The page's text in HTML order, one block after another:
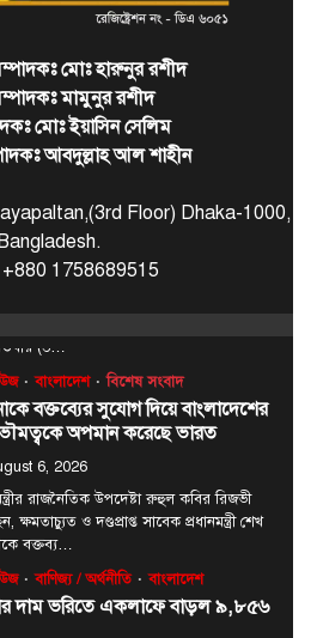
মোঃ হারুনুর রশীদ
সম্পাদকঃ মামুনুর রশীদ
মোঃ ইয়াসিন সেলিম
আবদুল্লাহ আল শাহীন
Floor) Dhaka-1000,
+880 1758689515
তারেক রহমান বলেছেন, ‘বাংলাদেশে জুলাই
যে আন্দোলন হয়েছিল তা সম্পূর্ণভাবে ছিল
বাংলাদেশ
চারপাশের নদীদূষণ রোধে
6, 2026
ঢাকার চারপাশের নদীদূষণ রোধে কর্মপরিকল্পনা
দিয়েছেন প্রধানমন্ত্রী তারেক রহমান। আজ
বাংলাদেশ বিশেষ সংবাদ
বক্তব্যের সুযোগ দিয়ে বাংলাদেশের
অপমান করেছে ভারত
6, 2026
রাজনৈতিক উপদেষ্টা রুহুল কবির রিজভী
ক্ষমতাচ্যুত ও দণ্ডপ্রাপ্ত সাবেক প্রধানমন্ত্রী শেখ
বক্তব্য…
বাণিজ্য / অর্থনীতি
দাম ভরিতে একলাফে বাড়ল ৯,৮৫৬
6, 2026